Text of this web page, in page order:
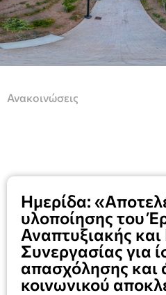
Ανακοινώσεις
Ημερίδα:
υλοποίησης του
Αναπτυξιακής και
Συνεργασίας για
απασχόλησης και
κοινωνικού